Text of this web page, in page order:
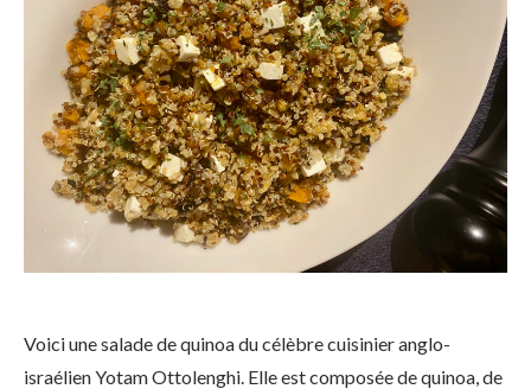
Voici une salade de quinoa du célèbre cuisinier anglo-
israélien Yotam Ottolenghi. Elle est composée de quinoa, de